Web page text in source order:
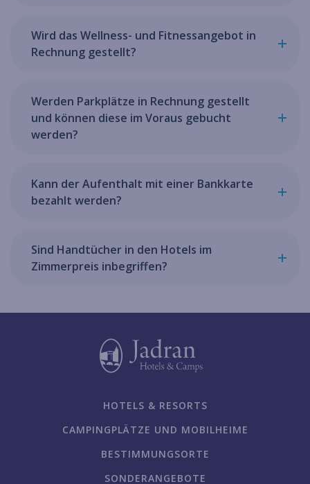
Wird das Wellness- und Fitnessangebot in
Rechnung gestellt?
Werden Parkplätze in Rechnung gestellt
und können diese im Voraus gebucht
werden?
Kann der Aufenthalt mit einer Bankkarte
bezahlt werden?
Sind Handtücher in den Hotels im
Zimmerpreis inbegriffen?
HOTELS & RESORTS
CAMPINGPLÄTZE UND MOBILHEIME
BESTIMMUNGSORTE
SONDERANGEBOTE